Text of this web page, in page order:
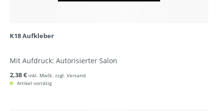
K18 Aufkleber
Mit Aufdruck: Autorisierter Salon
2,38 € inkl. MwSt. zzgl. Versand
Artikel vorrätig